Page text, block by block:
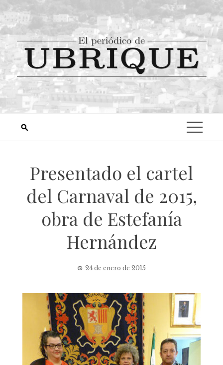
Presentado el cartel
del Carnaval de 2015,
obra de Estefanía
Hernández
24 de enero de 2015